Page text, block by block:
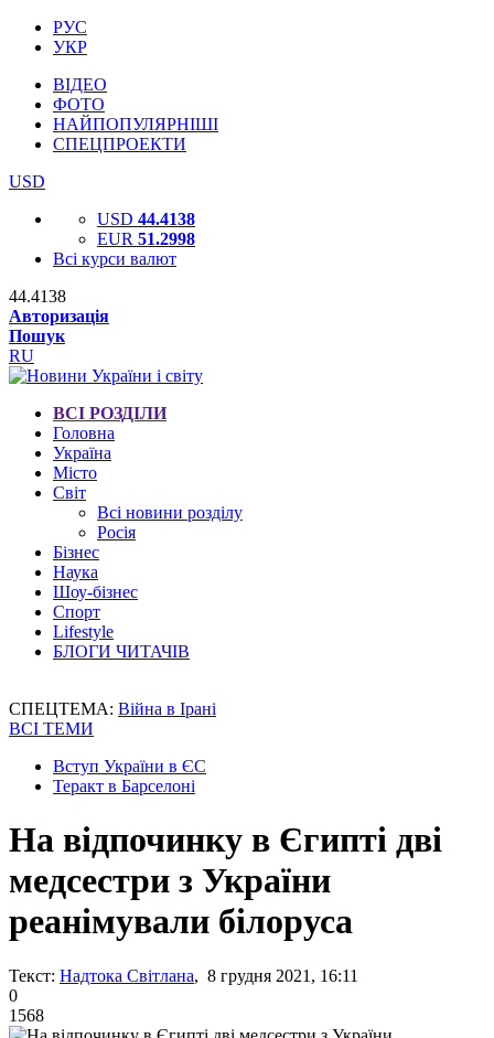
РУС
УКР
ВІДЕО
ФОТО
НАЙПОПУЛЯРНІШІ
СПЕЦПРОЕКТИ
USD
USD 44.4138
EUR 51.2998
Всі курси валют
44.4138
Авторизація
Пошук
RU
ВСІ РОЗДІЛИ
Головна
Україна
Місто
Світ
Всі новини розділу
Росія
Бізнес
Наука
Шоу-бізнес
Спорт
Lifestyle
БЛОГИ ЧИТАЧІВ
СПЕЦТЕМА: Війна в Ірані
ВСІ ТЕМИ
Вступ України в ЄС
Теракт в Барселоні
На відпочинку в Єгипті дві
медсестри з України
реанімували білоруса
Текст: Надтока Світлана, 8 грудня 2021, 16:11
0
1568